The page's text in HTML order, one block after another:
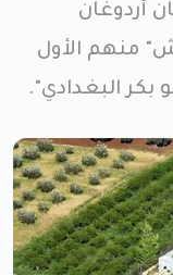
إذا كان أردوغان
من "داعش" منهم الأول
بكر البغدادي".